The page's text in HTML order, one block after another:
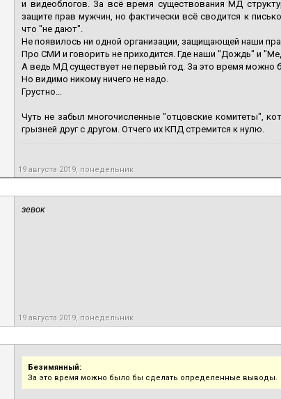
и видеоблогов. За всё время существования МД
защите прав мужчин, но фактически всё сводится к
что "не дают".
Не появилось ни одной организации, защищающей наши
Про СМИ и говорить не приходится. Где наши "Дождь" и
А ведь МД существует не первый год. За это время
Но видимо никому ничего не надо.
Грустно...
Чуть не забыл многочисленные "отцовские комитеты",
грызней друг с другом. Отчего их КПД стремится к нулю.
19 августа 2019, понедельник
зевок
19 августа 2019, понедельник
Безимянный:
За это время можно было бы сделать определенные выводы.